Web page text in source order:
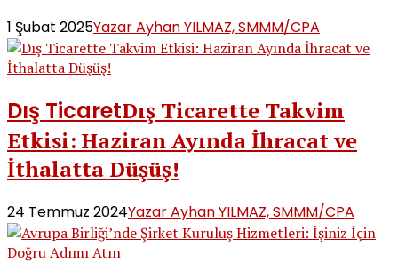
1 Şubat 2025Yazar Ayhan YILMAZ, SMMM/CPA
Dış TicaretDış Ticarette Takvim
Etkisi: Haziran Ayında İhracat ve
İthalatta Düşüş!
24 Temmuz 2024Yazar Ayhan YILMAZ, SMMM/CPA